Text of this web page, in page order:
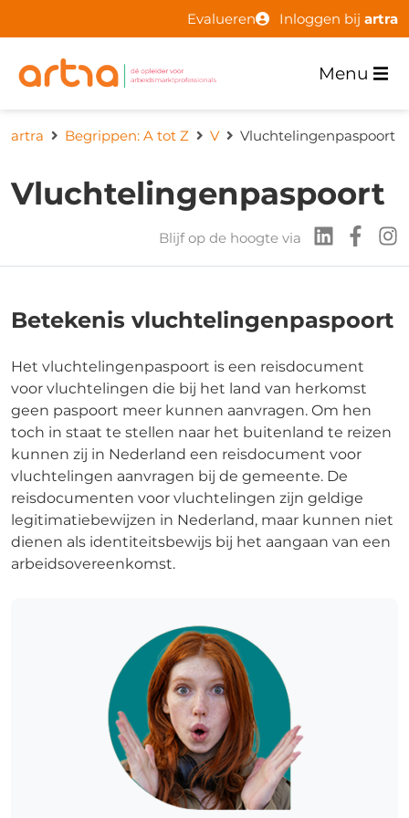
Evalueren Inloggen bij artra
Menu
artra Begrippen: A tot Z V Vluchtelingenpaspoort
Vluchtelingenpaspoort
Blijf op de hoogte via
Betekenis vluchtelingenpaspoort
Het vluchtelingenpaspoort is een reisdocument
voor vluchtelingen die bij het land van herkomst
geen paspoort meer kunnen aanvragen. Om hen
toch in staat te stellen naar het buitenland te reizen
kunnen zij in Nederland een reisdocument voor
vluchtelingen aanvragen bij de gemeente. De
reisdocumenten voor vluchtelingen zijn geldige
legitimatiebewijzen in Nederland, maar kunnen niet
dienen als identiteitsbewijs bij het aangaan van een
arbeidsovereenkomst.